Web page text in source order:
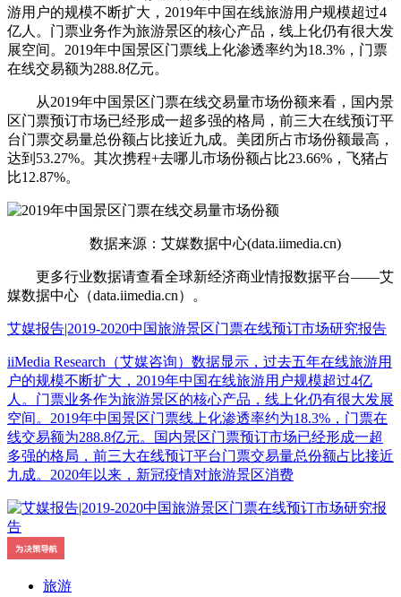
游用户的规模不断扩大，2019年中国在线旅游用户规模超过4
亿人。门票业务作为旅游景区的核心产品，线上化仍有很大发
展空间。2019年中国景区门票线上化渗透率约为18.3%，门票
在线交易额为288.8亿元。
从2019年中国景区门票在线交易量市场份额来看，国内景
区门票预订市场已经形成一超多强的格局，前三大在线预订平
台门票交易量总份额占比接近九成。美团所占市场份额最高，
达到53.27%。其次携程+去哪儿市场份额占比23.66%，飞猪占
比12.87%。
数据来源：艾媒数据中心(data.iimedia.cn)
更多行业数据请查看全球新经济商业情报数据平台——艾
媒数据中心（data.iimedia.cn）。
艾媒报告|2019-2020中国旅游景区门票在线预订市场研究报告
iiMedia Research（艾媒咨询）数据显示，过去五年在线旅游用
户的规模不断扩大，2019年中国在线旅游用户规模超过4亿
人。门票业务作为旅游景区的核心产品，线上化仍有很大发展
空间。2019年中国景区门票线上化渗透率约为18.3%，门票在
线交易额为288.8亿元。国内景区门票预订市场已经形成一超
多强的格局，前三大在线预订平台门票交易量总份额占比接近
九成。2020年以来，新冠疫情对旅游景区消费
旅游